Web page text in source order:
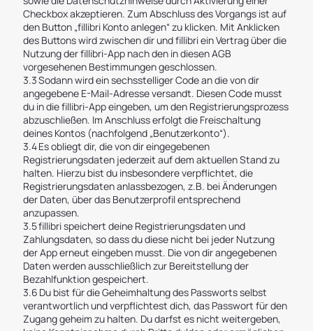
Checkbox akzeptieren. Zum Abschluss des Vorgangs ist auf
den Button „fillibri Konto anlegen“ zu klicken. Mit Anklicken
des Buttons wird zwischen dir und fillibri ein Vertrag über die
Nutzung der fillibri-App nach den in diesen AGB
vorgesehenen Bestimmungen geschlossen.
3.3 Sodann wird ein sechsstelliger Code an die von dir
angegebene E-Mail-Adresse versandt. Diesen Code musst
du in die fillibri-App eingeben, um den Registrierungsprozess
abzuschließen. Im Anschluss erfolgt die Freischaltung
deines Kontos (nachfolgend „Benutzerkonto“).
3.4 Es obliegt dir, die von dir eingegebenen
Registrierungsdaten jederzeit auf dem aktuellen Stand zu
halten. Hierzu bist du insbesondere verpflichtet, die
Registrierungsdaten anlassbezogen, z.B. bei Änderungen
der Daten, über das Benutzerprofil entsprechend
anzupassen.
3.5 fillibri speichert deine Registrierungsdaten und
Zahlungsdaten, so dass du diese nicht bei jeder Nutzung
der App erneut eingeben musst. Die von dir angegebenen
Daten werden ausschließlich zur Bereitstellung der
Bezahlfunktion gespeichert.
3.6 Du bist für die Geheimhaltung des Passworts selbst
verantwortlich und verpflichtest dich, das Passwort für den
Zugang geheim zu halten. Du darfst es nicht weitergeben,